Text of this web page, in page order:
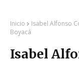
Inicio
Isabel Alfonso
Boyacá
Isabel